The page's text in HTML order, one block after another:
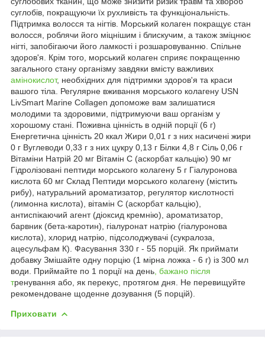
суглобів, покращуючи їх рухливість та функціональність.
Підтримка волосся та нігтів. Морський колаген покращує стан
волосся, роблячи його міцнішим і блискучим, а також зміцнює
нігті, запобігаючи його ламкості і розшаровуванню. Спільне
здоров'я. Крім того, морський колаген сприяє покращенню
загального стану організму завдяки вмісту важливих
амінокислот, необхідних для підтримки здоров'я та краси
вашого тіла. Регулярне вживання морського колагену USN
LivSmart Marine Collagen допоможе вам залишатися
молодими та здоровими, підтримуючи ваш організм у
хорошому стані. Поживна цінність в одній порції (6 г)
Енергетична цінність 20 ккал Жири 0,01 г з них насичені жири
0 г Вуглеводи 0,33 г з них цукру 0,13 г Білки 4,8 г Сіль 0,06 г
Вітаміни Натрій 20 мг Вітамін С (аскорбат кальцію) 90 мг
Гідролізовані пептиди морського колагену 5 г Гіалуронова
кислота 60 мг Склад Пептиди морського колагену (містить
рибу), натуральний ароматизатор, регулятор кислотності
(лимонна кислота), вітамін С (аскорбат кальцію),
антиспікаючий агент (діоксид кремнію), ароматизатор,
барвник (бета-каротин), гіалуронат натрію (гіалуронова
кислота), хлорид натрію, підсолоджувачі (сукралоза,
ацесульфам К). Фасування 330 г - 55 порцій. Як приймати
добавку Змішайте одну порцію (1 мірна ложка - 6 г) із 300 мл
води. Приймайте по 1 порції на день , бажано після
тренування або, як перекус, протягом дня. Не перевищуйте
рекомендоване щоденне дозування (5 порцій).
Приховати